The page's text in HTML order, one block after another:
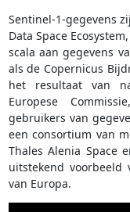
Sentinel-1-gegevens
Data Space
scala aan gegevens
als de Copernicus
het resultaat van
Europese
gebruikers van
een consortium van
Thales Alenia Space
uitstekend
van Europa.